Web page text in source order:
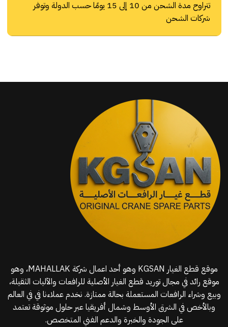
تتراوح مدة الشحن من 10 إلى 15 يومًا حسب الدولة وتوفر
شركات الشحن
موقع قطع الغيار KGSAN وهو أحد اعمال شركة MAHALLAK، وهو
موقع رائد في مجال توريد قطع الغيار الأصلية للرافعات والآليات الثقيلة،
وبيع وشراء الرافعات المستعملة بحالة ممتازة. نخدم عملاءنا في في العالم
وبالأخص في الشرق الأوسط وشمال أفريقيا عبر حلول موثوقة تعتمد
على الجودة والخبرة والدعم الفني المتخصص.